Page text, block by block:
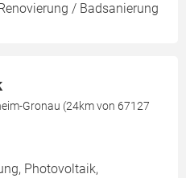
/ Badsanierung
Gronau (24km von 67127
Photovoltaik,